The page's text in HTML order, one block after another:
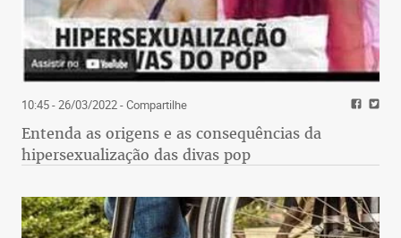
10:45 - 26/03/2022- Compartilhe
Entenda as origens e as consequências da
hipersexualização das divas pop